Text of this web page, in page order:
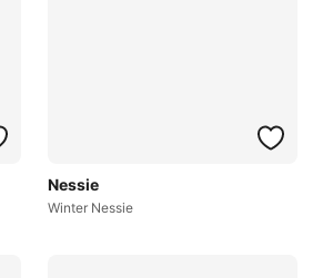
Nessie
Winter Nessie